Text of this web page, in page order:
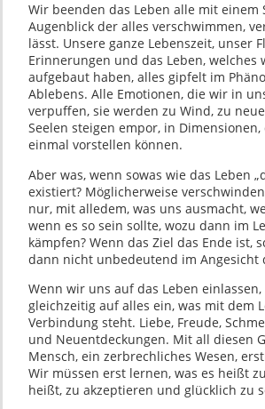
Wir beenden das Leben alle mit einem
Augenblick der alles verschwimmen,
lässt. Unsere ganze Lebenszeit, unser
Erinnerungen und das Leben, welches
aufgebaut haben, alles gipfelt im
Ablebens. Alle Emotionen, die wir in
verpuffen, sie werden zu Wind, zu
Seelen steigen empor, in
einmal vorstellen können.
Aber was, wenn sowas wie das Leben
existiert? Möglicherweise
nur, mit alledem, was uns ausmacht,
wenn es so sein sollte, wozu dann im
kämpfen? Wenn das Ziel das Ende ist,
dann nicht unbedeutend im Angesicht
Wenn wir uns auf das Leben
gleichzeitig auf alles ein, was mit dem
Verbindung steht. Liebe, Freude,
und Neuentdeckungen. Mit all diesen
Mensch, ein zerbrechliches Wesen,
Wir müssen erst lernen, was es heißt
heißt, zu akzeptieren und glücklich zu